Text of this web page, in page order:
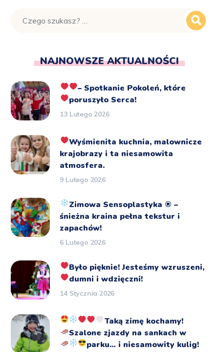
NAJNOWSZE AKTUALNOŚCI
– Spotkanie Pokoleń, które
poruszyło Serca!
13 Lutego 2026
Wyśmienita kuchnia, malownicze
krajobrazy i ta niesamowita
atmosfera.
9 Lutego 2026
Zimowa Sensoplastyka ®️ –
śnieżna kraina pełna tekstur i
zapachów!
6 Lutego 2026
Było pięknie!Jesteśmy wzruszeni,
dumni i wdzięczni!
14 Stycznia 2026
Taką zimę kochamy!
Szalone zjazdy na sankach w
parku… i niesamowity kulig!